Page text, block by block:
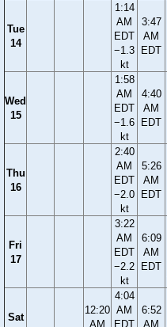
Tue
14
1:14
AM
EDT
−1.3
kt
3:47
AM
EDT
Wed
15
1:58
AM
EDT
−1.6
kt
4:40
AM
EDT
Thu
16
2:40
AM
EDT
−2.0
kt
5:26
AM
EDT
Fri
17
3:22
AM
EDT
−2.2
kt
6:09
AM
EDT
Sat
12:20
AM
4:04
AM
EDT
6:52
AM